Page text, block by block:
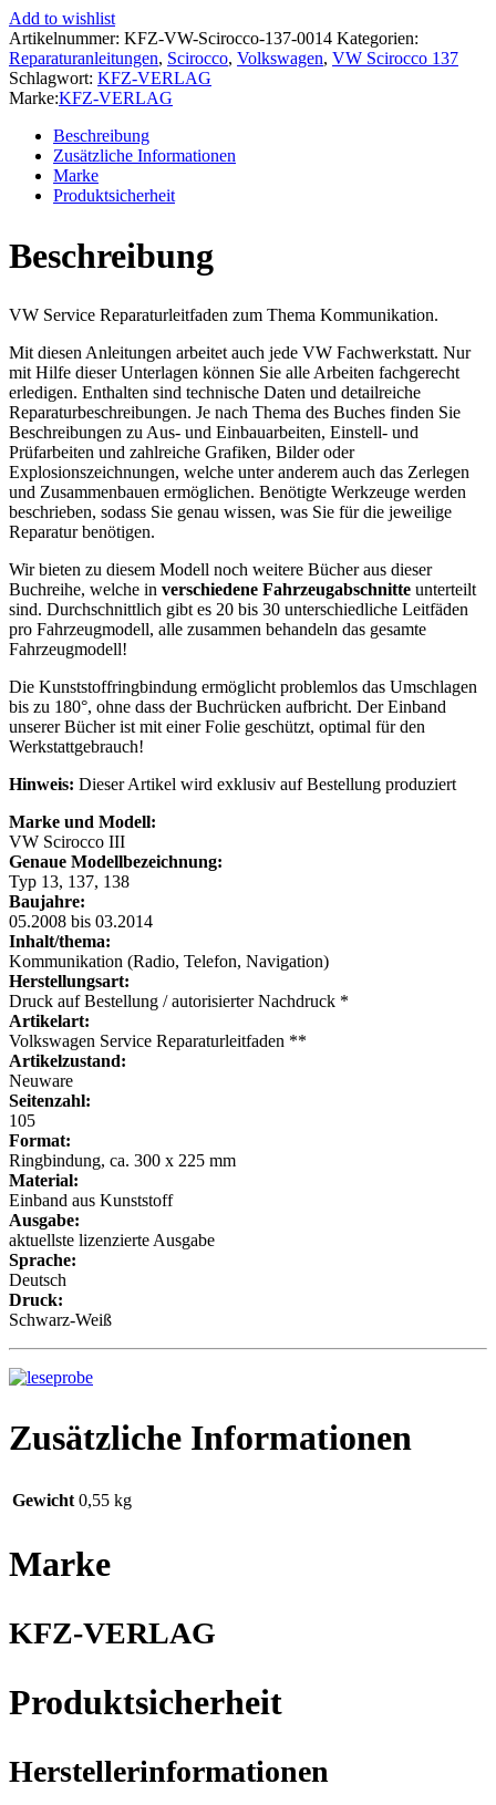
13
2008-
2014
Radio
Navigation
Kommunikation
Reparaturanleitung
Menge
Add to wishlist
Artikelnummer: KFZ-VW-Scirocco-137-0014 Kategorien:
Reparaturanleitungen, Scirocco, Volkswagen, VW Scirocco 137
Schlagwort: KFZ-VERLAG
Marke:KFZ-VERLAG
Beschreibung
Zusätzliche Informationen
Marke
Produktsicherheit
Beschreibung
VW Service Reparaturleitfaden zum Thema Kommunikation.
Mit diesen Anleitungen arbeitet auch jede VW Fachwerkstatt. Nur
mit Hilfe dieser Unterlagen können Sie alle Arbeiten fachgerecht
erledigen. Enthalten sind technische Daten und detailreiche
Reparaturbeschreibungen. Je nach Thema des Buches finden Sie
Beschreibungen zu Aus- und Einbauarbeiten, Einstell- und
Prüfarbeiten und zahlreiche Grafiken, Bilder oder
Explosionszeichnungen, welche unter anderem auch das Zerlegen
und Zusammenbauen ermöglichen. Benötigte Werkzeuge werden
beschrieben, sodass Sie genau wissen, was Sie für die jeweilige
Reparatur benötigen.
Wir bieten zu diesem Modell noch weitere Bücher aus dieser
Buchreihe, welche in verschiedene Fahrzeugabschnitte unterteilt
sind. Durchschnittlich gibt es 20 bis 30 unterschiedliche Leitfäden
pro Fahrzeugmodell, alle zusammen behandeln das gesamte
Fahrzeugmodell!
Die Kunststoffringbindung ermöglicht problemlos das Umschlagen
bis zu 180°, ohne dass der Buchrücken aufbricht. Der Einband
unserer Bücher ist mit einer Folie geschützt, optimal für den
Werkstattgebrauch!
Hinweis: Dieser Artikel wird exklusiv auf Bestellung produziert
Marke und Modell:
VW Scirocco III
Genaue Modellbezeichnung:
Typ 13, 137, 138
Baujahre:
05.2008 bis 03.2014
Inhalt/thema:
Kommunikation (Radio, Telefon, Navigation)
Herstellungsart:
Druck auf Bestellung / autorisierter Nachdruck *
Artikelart:
Volkswagen Service Reparaturleitfaden **
Artikelzustand:
Neuware
Seitenzahl:
105
Format:
Ringbindung, ca. 300 x 225 mm
Material:
Einband aus Kunststoff
Ausgabe:
aktuellste lizenzierte Ausgabe
Sprache:
Deutsch
Druck:
Schwarz-Weiß
Zusätzliche Informationen
Gewicht 0,55 kg
Marke
KFZ-VERLAG
Produktsicherheit
Herstellerinformationen